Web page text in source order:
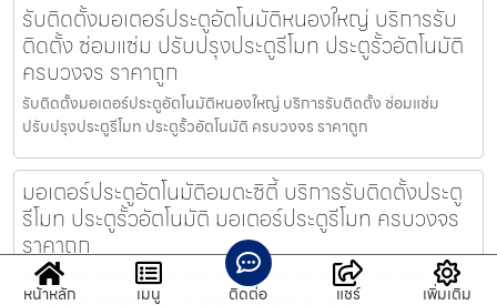
รับติดตั้งมอเตอร์ประตูอัตโนมัติหนองใหญ่ บริการรับ
ติดตั้ง ซ่อมแซ่ม ปรับปรุงประตูรีโมท ประตูรั้วอัตโนมัติ
ครบวงจร ราคาถูก
รับติดตั้งมอเตอร์ประตูอัตโนมัติหนองใหญ่ บริการรับติดตั้ง ซ่อมแซ่ม
ปรับปรุงประตูรีโมท ประตูรั้วอัตโนมัติ ครบวงจร ราคาถูก
มอเตอร์ประตูอัตโนมัติอมตะซิตี้ บริการรับติดตั้งประตู
รีโมท ประตูรั้วอัตโนมัติ มอเตอร์ประตูรีโมท ครบวงจร
ราคาถูก
มอเตอร์ประตูอัตโนมัติอมตะซิตี้ บริการรับติดตั้ง ซ่อมแซม และ จำหน่าย
ประตูรีโมท ประตูรั้วอัตโนมัติ มอเตอร์ประตูรีโมท ราคาถ
หน้าหลัก เมนู ติดต่อ แชร์ เพิ่มเติม